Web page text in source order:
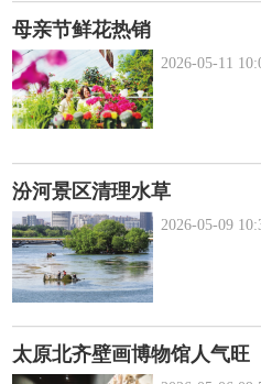
母亲节鲜花热销
2026-05-11
汾河景区清理水草
2026-05-09
太原北齐壁画博物馆人气旺